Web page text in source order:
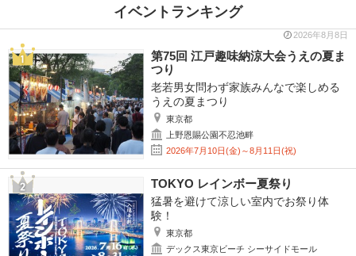
イベントランキング
2026年8月8日
第75回 江戸趣味納涼大会うえの夏ま
つり
老若男女問わず家族みんなで楽しめる
うえの夏まつり
東京都
上野恩賜公園不忍池畔
2026年7月10日(金)～8月11日(祝)
TOKYO レインボー夏祭り
猛暑を避けて涼しい室内でお祭り体
験！
東京都
デックス東京ビーチ シーサイドモール